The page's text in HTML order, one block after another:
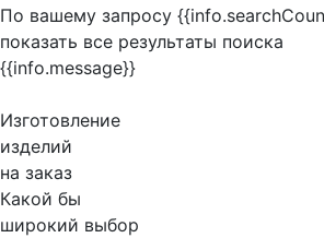
По вашему запросу
показать все результаты поиска
{{info.message}}
Изготовление
изделий
на заказ
Какой бы
широкий выбор